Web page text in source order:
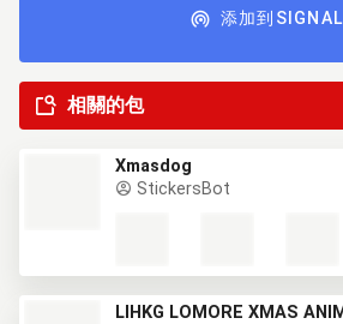
添加到SIGNAL
相關的包
Xmasdog
StickersBot